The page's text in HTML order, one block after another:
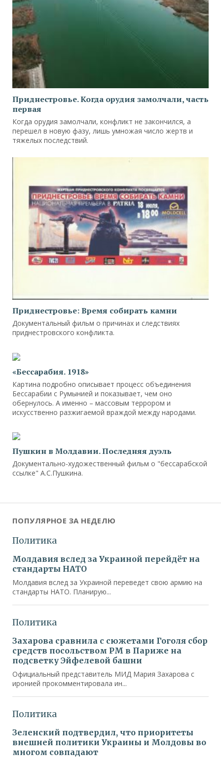
Приднестровье. Когда орудия замолчали, часть
первая
Когда орудия замолчали, конфликт не закончился, а
перешел в новую фазу, лишь умножая число жертв и
тяжелых последствий.
Приднестровье: Время собирать камни
Документальный фильм о причинах и следствиях
приднестровского конфликта.
«Бессарабия. 1918»
Картина подробно описывает процесс объединения
Бессарабии с Румынией и показывает, чем оно
обернулось. А именно – массовым террором и
искусственно разжигаемой враждой между народами.
Пушкин в Молдавии. Последняя дуэль
Документально-художественный фильм о "бессарабской
ссылке" А.С.Пушкина.
ПОПУЛЯРНОЕ ЗА НЕДЕЛЮ